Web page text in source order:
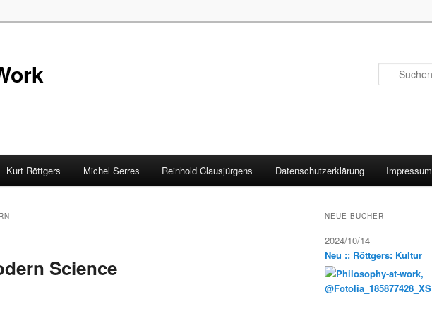
Kurt Röttgers Michel Serres Reinhold Clausjürgens Datenschutzerklärung Impressum
Science
NEUE BÜCHER
2024/10/14
Neu :: Röttgers: Kultur